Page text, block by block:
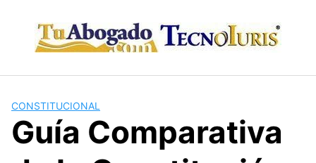
content
CONSTITUCIONAL
Guía Comparativa